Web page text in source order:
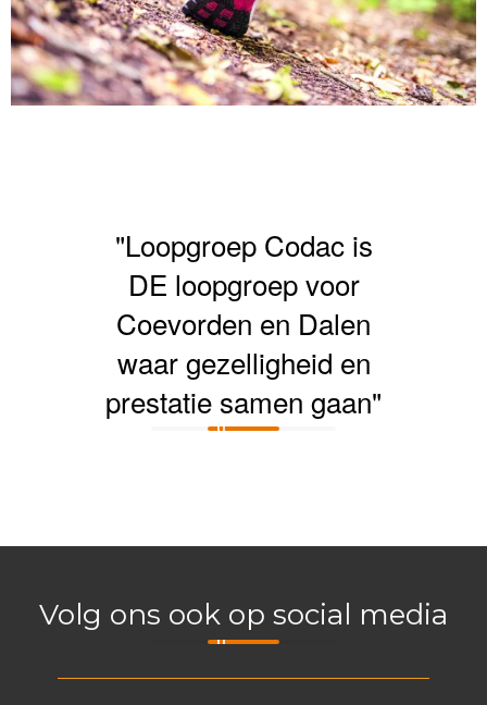
"Loopgroep Codac is
DE loopgroep voor
Coevorden en Dalen
waar gezelligheid en
prestatie samen gaan"
Volg ons ook op social media